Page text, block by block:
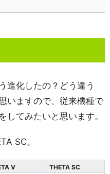
進化したの？どう違う
いますので、従来機種で
してみたいと思います。
SC。
V
THETA SC